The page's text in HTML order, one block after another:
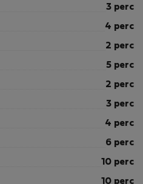
3 perc
4 perc
2 perc
5 perc
2 perc
3 perc
4 perc
6 perc
10 perc
10 perc